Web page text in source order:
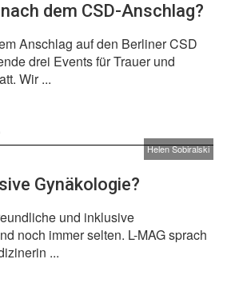
dem CSD-Anschlag?
Anschlag auf den Berliner CSD
drei Events für Trauer und
Wir ...
Helen Sobiralski
Gynäkologie?
und inklusive
noch immer selten. L-MAG sprach
...